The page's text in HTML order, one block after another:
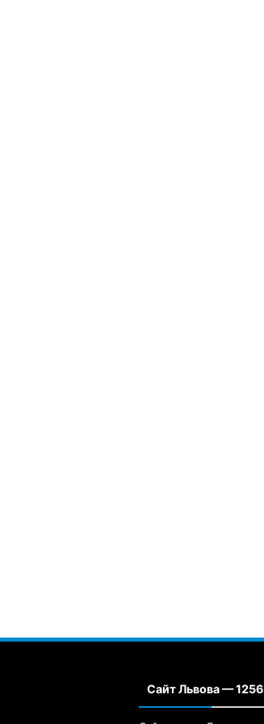
Сайт Львова — 1256